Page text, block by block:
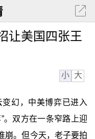
让美国四张王
小 大
幻，中美博弈已进入
双方在一条窄路上迎
崩。但今天，老子要拍